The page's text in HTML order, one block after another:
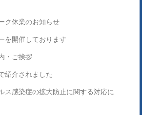
ク休業のお知らせ
を開催しております
・ご挨拶
紹介されました
ス感染症の拡大防止に関する対応に